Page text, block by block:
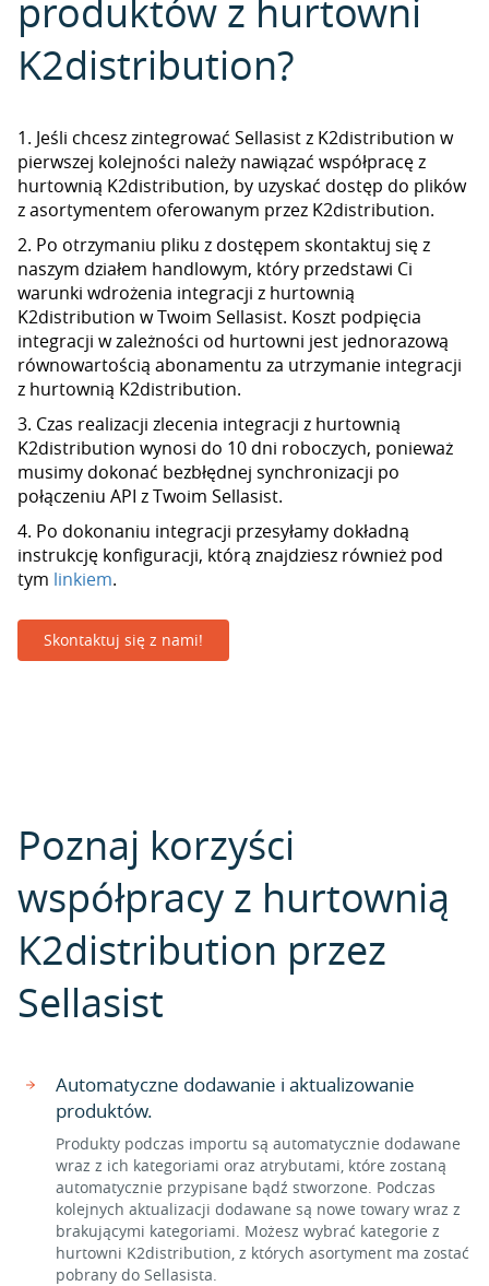
produktów z hurtowni
K2distribution?
1. Jeśli chcesz zintegrować Sellasist z K2distribution w
pierwszej kolejności należy nawiązać współpracę z
hurtownią K2distribution, by uzyskać dostęp do plików
z asortymentem oferowanym przez K2distribution.
2. Po otrzymaniu pliku z dostępem skontaktuj się z
naszym działem handlowym, który przedstawi Ci
warunki wdrożenia integracji z hurtownią
K2distribution w Twoim Sellasist. Koszt podpięcia
integracji w zależności od hurtowni jest jednorazową
równowartością abonamentu za utrzymanie integracji
z hurtownią K2distribution.
3. Czas realizacji zlecenia integracji z hurtownią
K2distribution wynosi do 10 dni roboczych, ponieważ
musimy dokonać bezbłędnej synchronizacji po
połączeniu API z Twoim Sellasist.
4. Po dokonaniu integracji przesyłamy dokładną
instrukcję konfiguracji, którą znajdziesz również pod
tym linkiem.
Skontaktuj się z nami!
Poznaj korzyści
współpracy z hurtownią
K2distribution przez
Sellasist
Automatyczne dodawanie i aktualizowanie
produktów.
Produkty podczas importu są automatycznie dodawane
wraz z ich kategoriami oraz atrybutami, które zostaną
automatycznie przypisane bądź stworzone. Podczas
kolejnych aktualizacji dodawane są nowe towary wraz z
brakującymi kategoriami. Możesz wybrać kategorie z
hurtowni K2distribution, z których asortyment ma zostać
pobrany do Sellasista.